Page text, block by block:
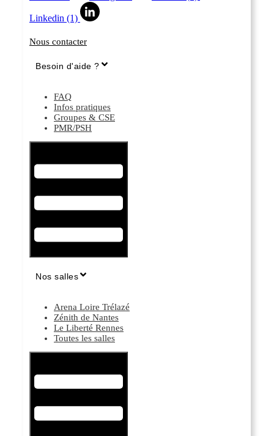
Linkedin (1)
Nous contacter
Besoin d'aide ?
FAQ
Infos pratiques
Groupes & CSE
PMR/PSH
Nos salles
Arena Loire Trélazé
Zénith de Nantes
Le Liberté Rennes
Toutes les salles